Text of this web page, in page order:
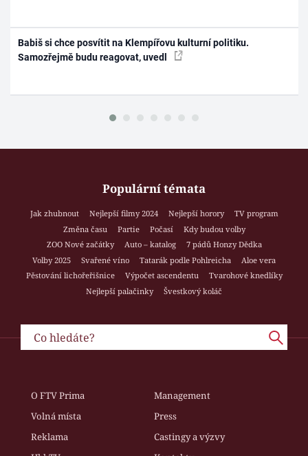
Babiš si chce posvítit na Klempířovu kulturní politiku.
Samozřejmě budu reagovat, uvedl
Populární témata
Jak zhubnout Nejlepší filmy 2024 Nejlepší horory
TV program
Změna času
Partie Počasí
Kdy budou volby
ZOO Nové začátky
Auto – katalog
7 pádů Honzy Dědka
Volby 2025
Svařené víno Tatarák podle Pohlreicha
Aloe vera
Pěstování lichořeřišnice
Výpočet ascendentu
Tvarohové knedlíky
Nejlepší palačinky
Švestkový koláč
O FTV Prima
Management
Volná místa
Press
Reklama
Castingy a výzvy